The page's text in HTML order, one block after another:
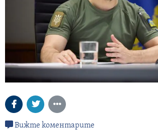
Вижте коментарите